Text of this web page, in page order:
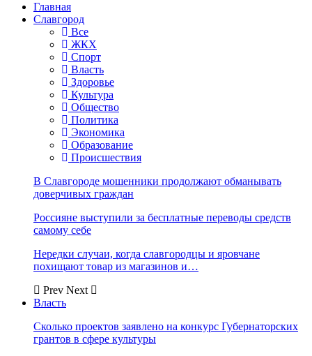
Главная
Славгород
Все
ЖКХ
Спорт
Власть
Здоровье
Культура
Общество
Политика
Экономика
Образование
Происшествия
В Славгороде мошенники продолжают обманывать
доверчивых граждан
Россияне выступили за бесплатные переводы средств
самому себе
Нередки случаи, когда славгородцы и яровчане
похищают товар из магазинов и…
Prev Next
Власть
Сколько проектов заявлено на конкурс Губернаторских
грантов в сфере культуры